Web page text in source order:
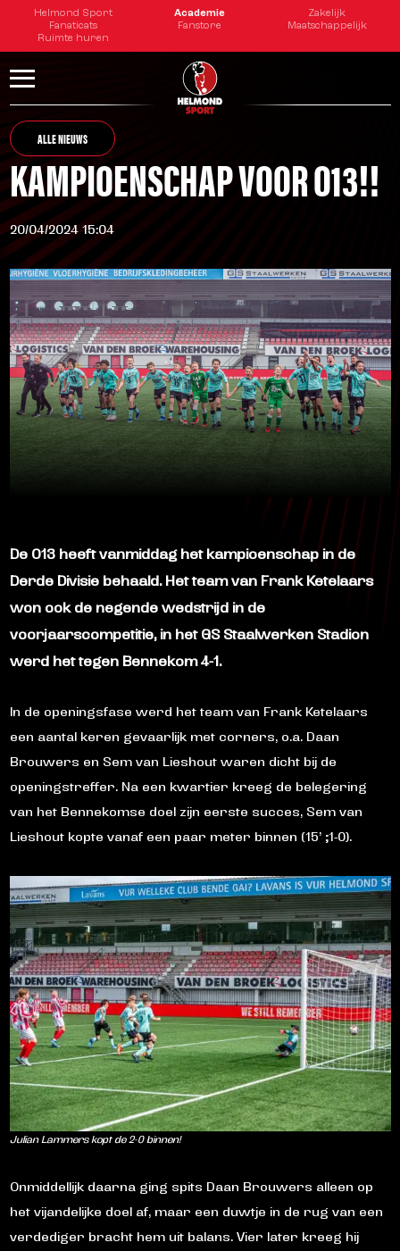
Helmond Sport Academie
Zakelijk
Fanaticats
Fanstore
Maatschappelijk
Ruimte huren
ALLE NIEUWS
KAMPIOENSCHAP VOOR O13!!
20/04/2024 15:04
De O13 heeft vanmiddag het kampioenschap in de
Derde Divisie behaald. Het team van Frank Ketelaars
won ook de negende wedstrijd in de
voorjaarscompetitie, in het GS Staalwerken Stadion
werd het tegen Bennekom 4-1.
In de openingsfase werd het team van Frank Ketelaars
een aantal keren gevaarlijk met corners, o.a. Daan
Brouwers en Sem van Lieshout waren dicht bij de
openingstreffer. Na een kwartier kreeg de belegering
van het Bennekomse doel zijn eerste succes, Sem van
Lieshout kopte vanaf een paar meter binnen (15’ ;1-0).
Julian Lammers kopt de 2-0 binnen!
Onmiddellijk daarna ging spits Daan Brouwers alleen op
het vijandelijke doel af, maar een duwtje in de rug van een
verdediger bracht hem uit balans. Vier later kreeg hij